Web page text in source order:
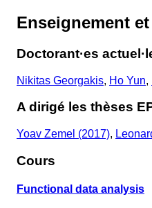
Enseignement
Doctorant·es
Nikitas Georgakis, Ho Yun,
A dirigé les thèses
Yoav Zemel (2017),
Cours
Functional data analysis